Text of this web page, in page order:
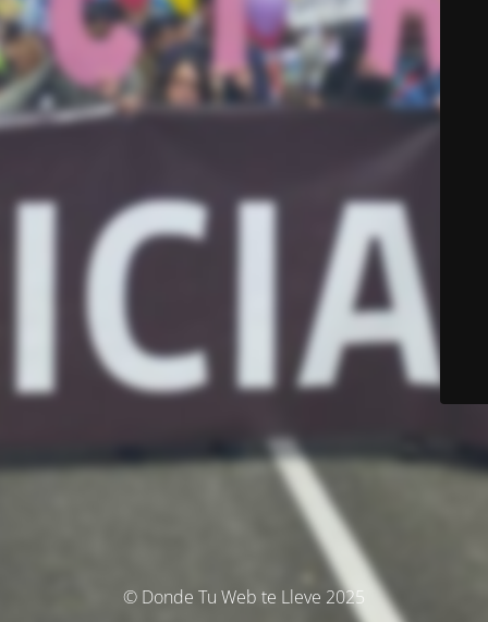
© Donde Tu Web te Lleve 2025